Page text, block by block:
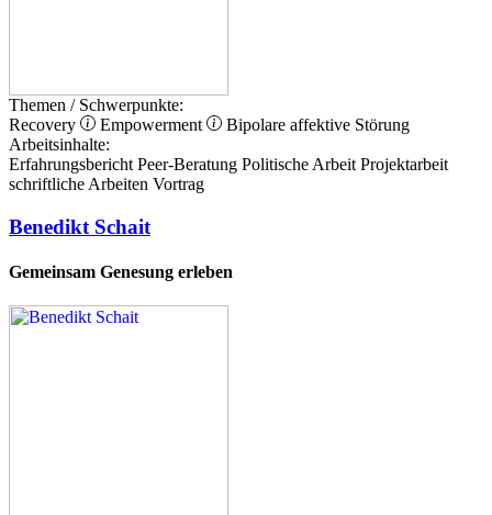
Themen / Schwerpunkte:
Recovery
Empowerment
Bipolare affektive Störung
Arbeitsinhalte:
Erfahrungsbericht Peer-Beratung Politische Arbeit Projektarbeit
schriftliche Arbeiten Vortrag
Benedikt Schait
Gemeinsam Genesung erleben